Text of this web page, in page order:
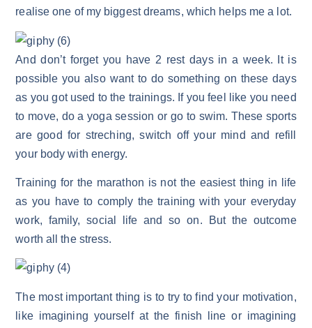
realise one of my biggest dreams, which helps me a lot.
And don’t forget you have 2 rest days in a week. It is
possible you also want to do something on these days
as you got used to the trainings. If you feel like you need
to move, do a yoga session or go to swim. These sports
are good for streching, switch off your mind and refill
your body with energy.
Training for the marathon is not the easiest thing in life
as you have to comply the training with your everyday
work, family, social life and so on. But the outcome
worth all the stress.
The most important thing is to try to find your motivation,
like imagining yourself at the finish line or imagining